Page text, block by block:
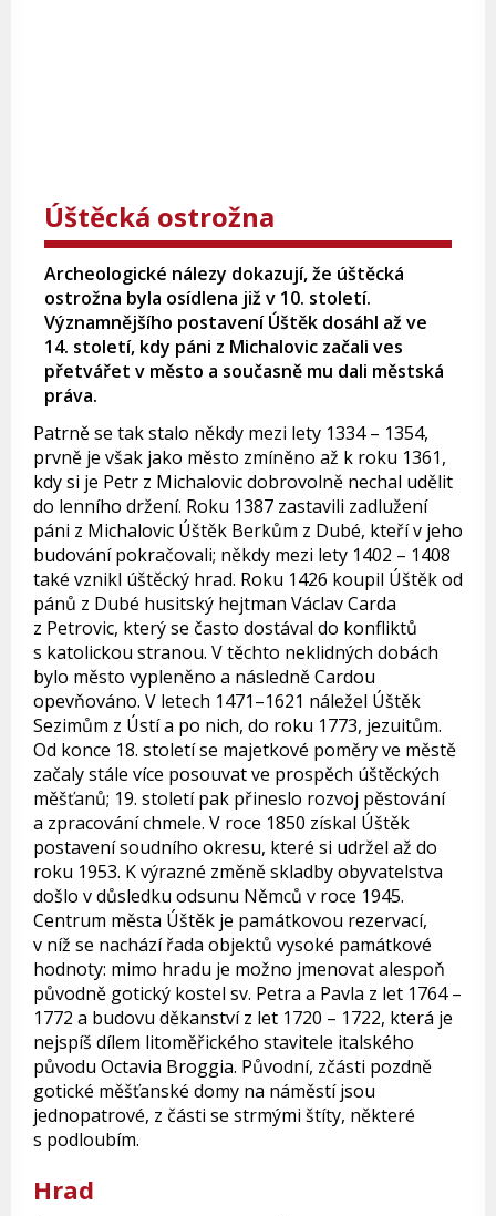
Úštěcká ostrožna
Archeologické nálezy dokazují, že úštěcká
ostrožna byla osídlena již v 10. století.
Významnějšího postavení Úštěk dosáhl až ve
14. století, kdy páni z Michalovic začali ves
přetvářet v město a současně mu dali městská
práva.
Patrně se tak stalo někdy mezi lety 1334 – 1354,
prvně je však jako město zmíněno až k roku 1361,
kdy si je Petr z Michalovic dobrovolně nechal udělit
do lenního držení. Roku 1387 zastavili zadlužení
páni z Michalovic Úštěk Berkům z Dubé, kteří v jeho
budování pokračovali; někdy mezi lety 1402 – 1408
také vznikl úštěcký hrad. Roku 1426 koupil Úštěk od
pánů z Dubé husitský hejtman Václav Carda
z Petrovic, který se často dostával do konfliktů
s katolickou stranou. V těchto neklidných dobách
bylo město vypleněno a následně Cardou
opevňováno. V letech 1471–1621 náležel Úštěk
Sezimům z Ústí a po nich, do roku 1773, jezuitům.
Od konce 18. století se majetkové poměry ve městě
začaly stále více posouvat ve prospěch úštěckých
měšťanů; 19. století pak přineslo rozvoj pěstování
a zpracování chmele. V roce 1850 získal Úštěk
postavení soudního okresu, které si udržel až do
roku 1953. K výrazné změně skladby obyvatelstva
došlo v důsledku odsunu Němců v roce 1945.
Centrum města Úštěk je památkovou rezervací,
v níž se nachází řada objektů vysoké památkové
hodnoty: mimo hradu je možno jmenovat alespoň
původně gotický kostel sv. Petra a Pavla z let 1764 –
1772 a budovu děkanství z let 1720 – 1722, která je
nejspíš dílem litoměřického stavitele italského
původu Octavia Broggia. Původní, zčásti pozdně
gotické měšťanské domy na náměstí jsou
jednopatrové, z části se strmými štíty, některé
s podloubím.
Hrad